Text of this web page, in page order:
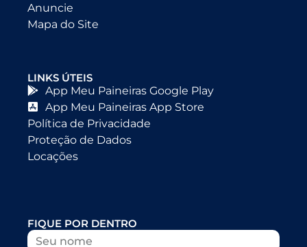
Anuncie
Mapa do Site
LINKS ÚTEIS
App Meu Paineiras Google Play
App Meu Paineiras App Store
Política de Privacidade
Proteção de Dados
Locações
FIQUE POR DENTRO